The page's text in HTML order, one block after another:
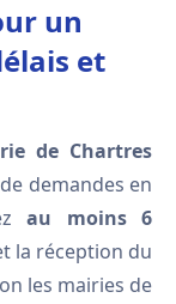
un
et
de Chartres
demandes en
au moins 6
la réception du
les mairies de